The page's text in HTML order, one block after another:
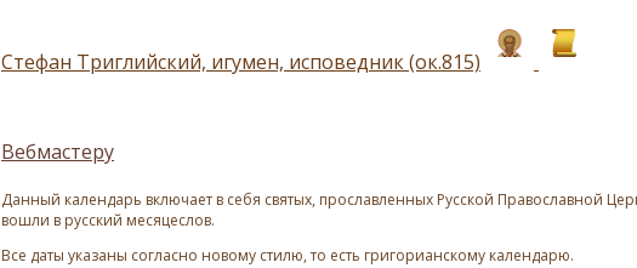
Стефан Триглийский, игумен, исповедник (ок.815)
Вебмастеру
Данный календарь включает в себя святых, прославленных Русской Православной
вошли в русский месяцеслов.
Все даты указаны согласно новому стилю, то есть григорианскому календарю.